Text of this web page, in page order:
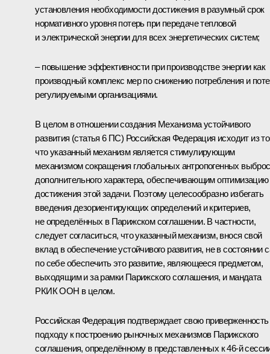
установления необходимости достижения в разумный срок
нормативного уровня потерь при передаче тепловой
и электрической энергии для всех энергетических систем;
– повышение эффективности при производстве энергии как
производный комплекс мер по снижению потребления и
регулируемыми организациями.
В целом в отношении создания Механизма устойчивого
развития (статья 6 ПС) Российская Федерация исходит из
что указанный механизм является стимулирующим
механизмом сокращения глобальных антропогенных
дополнительного характера, обеспечивающим оптимизацию
достижения этой задачи. Поэтому целесообразно избегать
введения дезориентирующих определений и критериев,
не определённых в Парижском соглашении. В частности,
следует согласиться, что указанный механизм, внося свой
вклад в обеспечение устойчивого развития, не в состоянии
по себе обеспечить это развитие, являющееся предметом,
выходящим и за рамки Парижского соглашения, и мандата
РКИК ООН в целом.
Российская Федерация подтверждает свою приверженность
подходу к построению рыночных механизмов Парижского
соглашения, определённому в представленных к 46-й